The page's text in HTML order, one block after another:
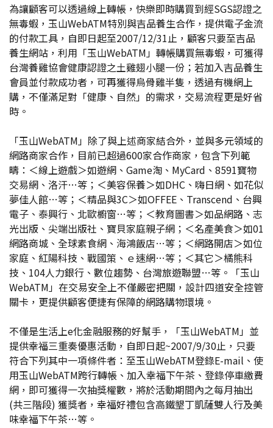
為讓顧客可以透過線上轉帳，快樂即時購買到經SGS認證之
無毒蝦，玉山WebATM特別與吉品養生合作，提供電子金流
的付款工具，自即日起至2007/12/31止，顧客只要至吉品
養生網站，利用「玉山WebATM」轉帳購買無毒蝦，可獲得
台灣養雞協會健康認證之土雞翅小腿一份；若加入吉品養生
會員並付款成功者，可再獲得烏骨雞半隻，透過有機網上
購，不僅滿足對「健康、自然」的需求，交易流程更是好省
時。
「玉山WebATM」除了與上述商家結合外，並與多元領域的
網路商家合作，目前已超過600家合作商家，包含下列範
疇：＜線上遊戲＞如遊網、Game淘、MyCard、8591寶物
交易網、洛汗…等；＜美容保養＞如DHC、嗨日網、如花似
夢佳人館…等；＜精品與3C＞如OFFEE、Transcend、台興
電子、泰興行、北歐櫥窗…等；＜教育圖書＞如品網路、志
光出版、尖端出版社、寶貝家庭親子網；＜名產美食＞如01
網路商城、全球素食網、海鴻飯店…等；＜網路開店＞如位
家庭、紅陽科技、戰國策、ｅ速網…等；＜其它＞橘熊科
技、104人力銀行、數位趨勢、台灣旅遊聯盟…等。「玉山
WebATM」在交易安全上不僅嚴密把關，設計四道安全控管
關卡，更提供顧客便捷有保障的網路購物環境。
不僅是生活上e化金融服務的好幫手，「玉山WebATM」並
提供幸福三重奏優惠活動，自即日起~2007/9/30止，只要
符合下列其中一項條件者：至玉山WebATM登錄E-mail、使
用玉山WebATM跨行轉帳、加入幸福下午茶、登錄停車繳費
網，即可獲得一次抽獎權數，將於活動期間內之每月抽出
(共三階段) 獲獎者，幸福好禮包含高鐵墾丁凱薩雙人行及美
味幸福下午茶…等。